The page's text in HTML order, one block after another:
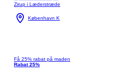
Zirup i Læderstræde
København K
Få 25% rabat på maden
Rabat 25%